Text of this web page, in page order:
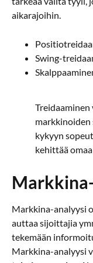
aikarajoihin.
Swing-
markkinoiden
kykyyn
kehittää
Markkina-analyysi
auttaa sijoittajia
tekemään
Markkina-analyysi